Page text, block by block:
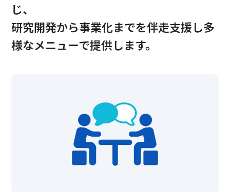
じ、
研究開発から事業化までを伴走支援し多
様なメニューで提供します。